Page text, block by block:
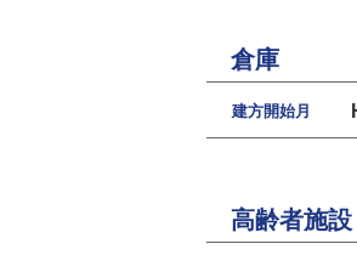
倉庫
建方開始月
高齢者施設